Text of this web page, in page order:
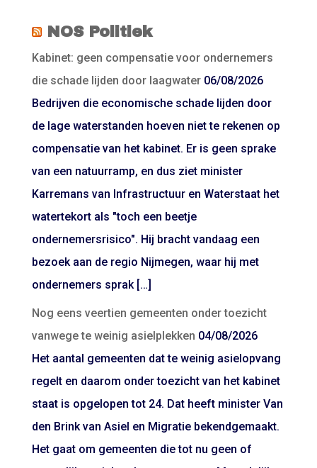
NOS Politiek
Kabinet: geen compensatie voor ondernemers
die schade lijden door laagwater 06/08/2026
Bedrijven die economische schade lijden door
de lage waterstanden hoeven niet te rekenen op
compensatie van het kabinet. Er is geen sprake
van een natuurramp, en dus ziet minister
Karremans van Infrastructuur en Waterstaat het
watertekort als "toch een beetje
ondernemersrisico". Hij bracht vandaag een
bezoek aan de regio Nijmegen, waar hij met
ondernemers sprak […]
Nog eens veertien gemeenten onder toezicht
vanwege te weinig asielplekken 04/08/2026
Het aantal gemeenten dat te weinig asielopvang
regelt en daarom onder toezicht van het kabinet
staat is opgelopen tot 24. Dat heeft minister Van
den Brink van Asiel en Migratie bekendgemaakt.
Het gaat om gemeenten die tot nu geen of